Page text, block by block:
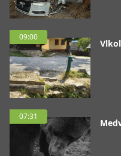
09:00
07:31